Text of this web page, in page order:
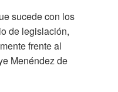
sucede con los
de legislación,
frente al
Menéndez de